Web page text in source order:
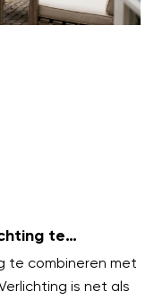
te
te combineren met
is net als